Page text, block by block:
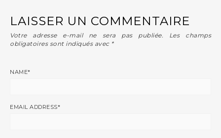
LAISSER UN COMMENTAIRE
Votre adresse e-mail ne sera pas publiée.
Les champs
obligatoires sont indiqués avec *
NAME*
EMAIL ADDRESS*